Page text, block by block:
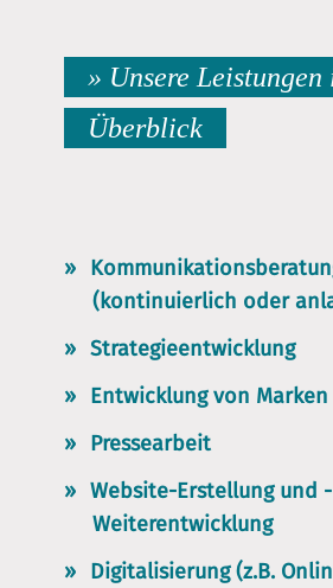
» Unsere Leistungen
Überblick
(kontinuierlich oder
Strategieentwicklung
Entwicklung von
Pressearbeit
Website-Erstellung und -
Weiterentwicklung
Digitalisierung (z.B.